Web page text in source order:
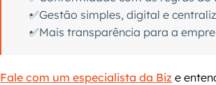
✅Gestão simples, digital e
✅Mais transparência para a
Fale com um especialista da Biz e